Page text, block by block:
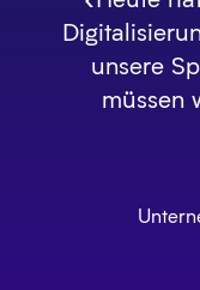
unsere
müssen